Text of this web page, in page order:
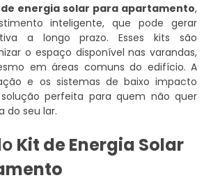
energia solar para apartamento,
inteligente, que pode gerar
a longo prazo. Esses kits são
o espaço disponível nas varandas,
em áreas comuns do edifício. A
e os sistemas de baixo impacto
perfeita para quem não quer
do seu lar.
Kit de Energia Solar